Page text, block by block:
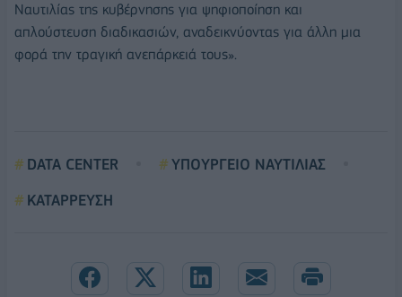
Ναυτιλίας της κυβέρνησης για ψηφιοποίηση και
απλούστευση διαδικασιών, αναδεικνύοντας για άλλη μια
φορά την τραγική ανεπάρκειά τους».
DATA CENTER
ΥΠΟΥΡΓΕΙΟ ΝΑΥΤΙΛΙΑΣ
ΚΑΤΑΡΡΕΥΣΗ